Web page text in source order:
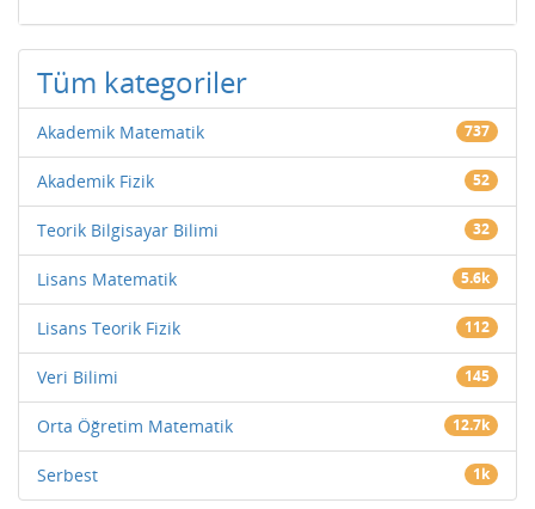
Tüm kategoriler
Akademik Matematik 737
Akademik Fizik 52
Teorik Bilgisayar Bilimi 32
Lisans Matematik 5.6k
Lisans Teorik Fizik 112
Veri Bilimi 145
Orta Öğretim Matematik 12.7k
Serbest 1k